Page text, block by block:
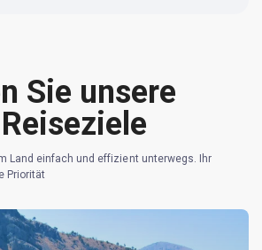
Sie unsere
Land einfach und effizient unterwegs. Ihr
Priorität